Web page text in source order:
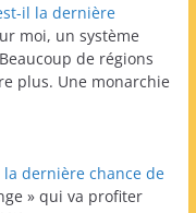
il la dernière
moi, un système
de régions
plus. Une monarchie
dernière chance de
» qui va profiter